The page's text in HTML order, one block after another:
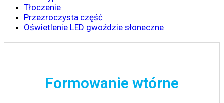
Tłoczenie
Przezroczysta część
Oświetlenie LED gwoździe słoneczne
Formowanie wtórne